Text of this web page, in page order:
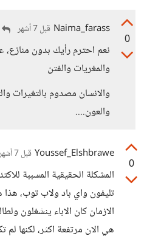
0
Naima_farass قبل 7 أشهر
نعم احترم رأيك بدون منازع،
والمغريات والفتن
والانسان مصدوم بالتغيرات
والعون....
0
Youssef_Elshbrawe قبل 7 أشهر
المشكلة الحقيقية المسببة
تليفون واي باد ولاب توب،
الازمان كان الاباء ينشغلون
هي الان مرتفعة اكثر، لكنها